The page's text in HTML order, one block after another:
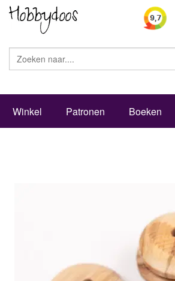
Winkel Patronen Boeken